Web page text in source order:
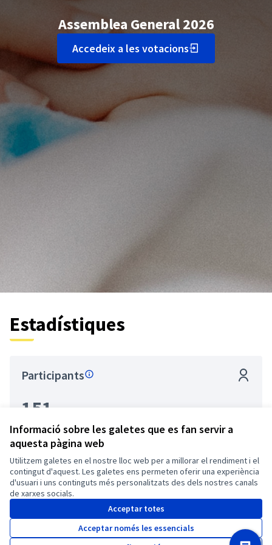
Informació sobre les galetes que es fan servir a
aquesta pàgina web
Utilitzem galetes en el nostre lloc web per a millorar el rendiment i el
contingut d'aquest. Les galetes ens permeten oferir una experiència
d'usuari i uns continguts més personalitzats des dels nostres canals
de xarxes socials.
Acceptar totes
Acceptar només les essencials
Assemblea General 2026
Accedeix a les votacions
Estadístiques
Participants
151
Assemblees
1